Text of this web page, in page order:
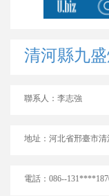
清河縣九
聯系人：李志強
地址：河北省邢臺市
電話：086--